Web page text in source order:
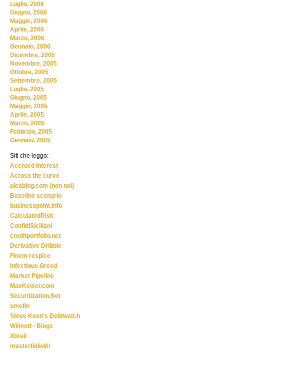
Luglio, 2006
Giugno, 2006
Maggio, 2006
Aprile, 2006
Marzo, 2006
Gennaio, 2006
Dicembre, 2005
Novembre, 2005
Ottobre, 2005
Settembre, 2005
Luglio, 2005
Giugno, 2005
Maggio, 2005
Aprile, 2005
Marzo, 2005
Febbraio, 2005
Gennaio, 2005
Siti che leggo:
Accrued Interest
Across the curve
aleablog.com (non noi)
Baseline scenario
businesspoint.info
CalculatedRisk
ConfidiSiciliani
creditportfolio.net
Derivative Dribble
Finem respice
Infectious Greed
Market Pipeline
MaxKeiser.com
Securitization.Net
smefin
Steve Keen's Debtwatch
Wilmott - Blogs
Xbrail
masterfidiwiki